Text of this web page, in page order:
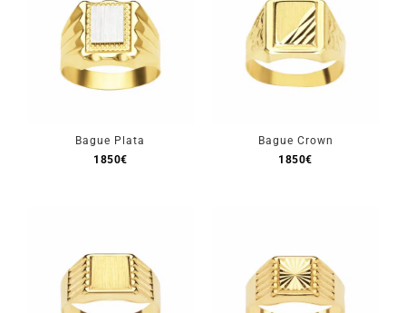
Bague Plata
1850€
Bague Crown
1850€